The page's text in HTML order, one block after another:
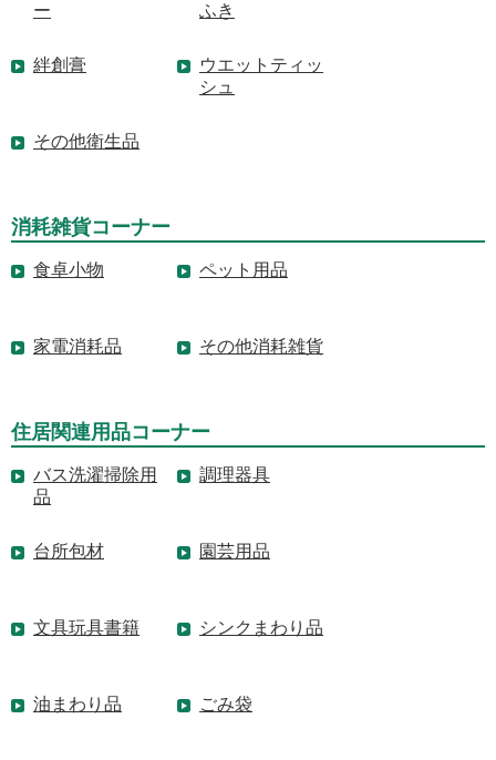
ー
ふき
絆創膏
ウエットティッ
シュ
その他衛生品
消耗雑貨コーナー
食卓小物 ペット用品
家電消耗品 その他消耗雑貨
住居関連用品コーナー
バス洗濯掃除用
品
調理器具
台所包材 園芸用品
文具玩具書籍 シンクまわり品
油まわり品 ごみ袋